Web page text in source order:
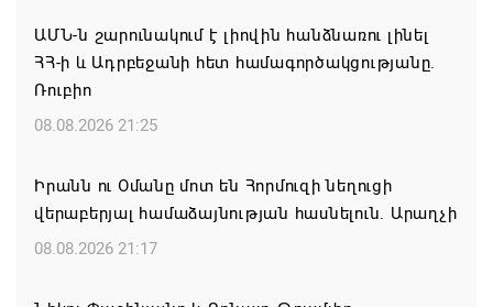
ԱՄՆ-ն շարունակում է լիովին հանձնառու լինել
ՀՀ-ի և Ադրբեջանի հետ համագործակցությանը.
Ռուբիո
08.08.2026 21:25
Իրանն ու Օմանը մոտ են Հորմուզի նեղուցի
վերաբերյալ համաձայնության հասնելուն. Արաղչի
08.08.2026 21:17